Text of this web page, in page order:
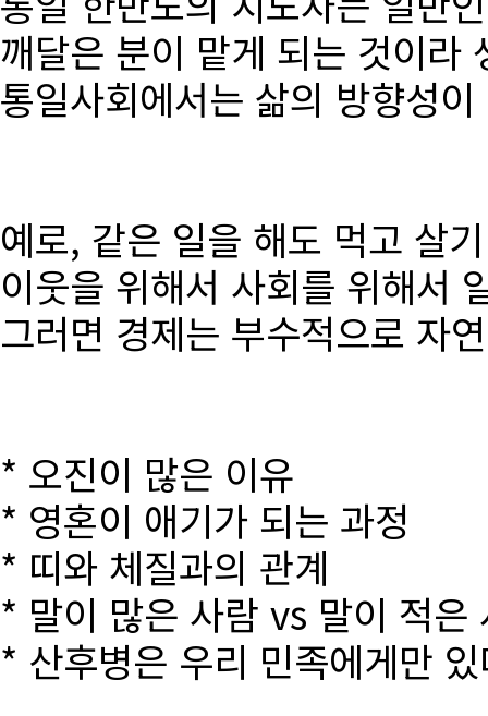
깨달은 분이 맡게 되는 것이라
통일사회에서는 삶의 방향성
예로, 같은 일을 해도 먹고 살
이웃을 위해서 사회를 위해서
그러면 경제는 부수적으로 자
* 오진이 많은 이유
* 영혼이 애기가 되는 과정
* 띠와 체질과의 관계
* 말이 많은 사람 vs 말이 적은
* 산후병은 우리 민족에게만